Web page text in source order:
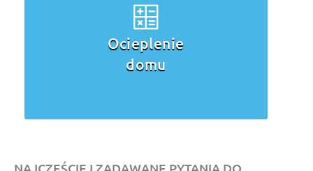
Ocieplenie
domu
NAJCZĘŚCIEJ ZADAWANE PYTANIA DO